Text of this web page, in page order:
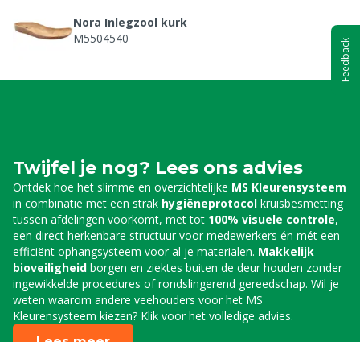
Nora Inlegzool kurk
M5504540
Twijfel je nog? Lees ons advies
Ontdek hoe het slimme en overzichtelijke MS Kleurensysteem
in combinatie met een strak hygiëneprotocol kruisbesmetting
tussen afdelingen voorkomt, met tot 100% visuele controle,
een direct herkenbare structuur voor medewerkers én mét een
efficiënt ophangsysteem voor al je materialen. Makkelijk
bioveiligheid borgen en ziektes buiten de deur houden zonder
ingewikkelde procedures of rondslingerend gereedschap. Wil je
weten waarom andere veehouders voor het MS
Kleurensysteem kiezen? Klik voor het volledige advies.
Feedback